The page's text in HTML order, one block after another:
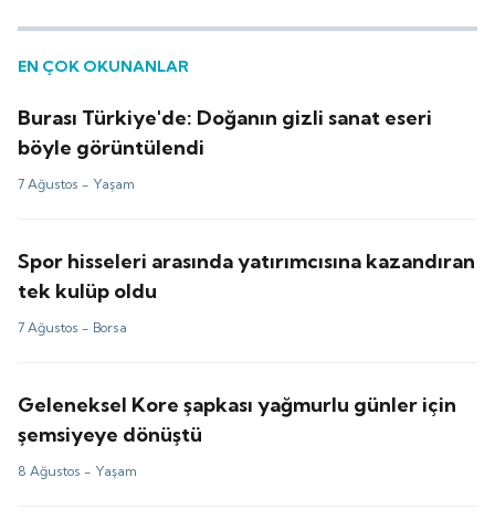
EN ÇOK OKUNANLAR
Burası Türkiye'de: Doğanın gizli sanat eseri
böyle görüntülendi
7 Ağustos - Yaşam
Spor hisseleri arasında yatırımcısına kazandıran
tek kulüp oldu
7 Ağustos - Borsa
Geleneksel Kore şapkası yağmurlu günler için
şemsiyeye dönüştü
8 Ağustos - Yaşam